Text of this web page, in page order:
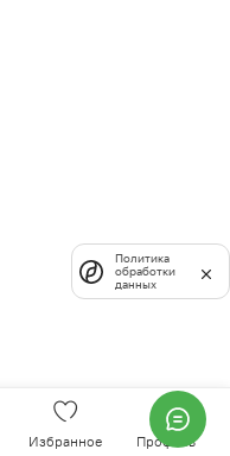
Избранное Профиль
Политика
обработки
данных